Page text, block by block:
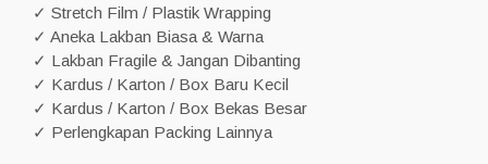
✓ Stretch Film / Plastik Wrapping
✓ Aneka Lakban Biasa & Warna
✓ Lakban Fragile & Jangan Dibanting
✓ Kardus / Karton / Box Baru Kecil
✓ Kardus / Karton / Box Bekas Besar
✓ Perlengkapan Packing Lainnya